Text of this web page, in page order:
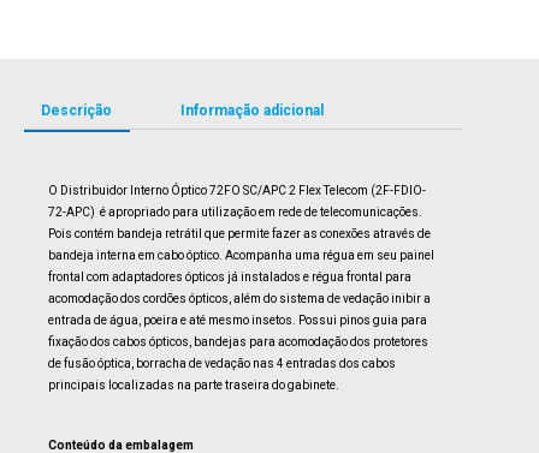
Descrição Informação adicional
O Distribuidor Interno Óptico 72FO SC/APC 2 Flex Telecom (2F-FDIO-
72-APC) é apropriado para utilização em rede de telecomunicações.
Pois contém bandeja retrátil que permite fazer as conexões através de
bandeja interna em cabo óptico. Acompanha uma régua em seu painel
frontal com adaptadores ópticos já instalados e régua frontal para
acomodação dos cordões ópticos, além do sistema de vedação inibir a
entrada de água, poeira e até mesmo insetos. Possui pinos guia para
fixação dos cabos ópticos, bandejas para acomodação dos protetores
de fusão óptica, borracha de vedação nas 4 entradas dos cabos
principais localizadas na parte traseira do gabinete.
Conteúdo da embalagem